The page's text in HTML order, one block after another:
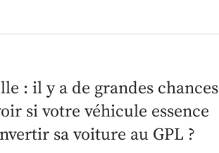
: il y a de grandes chances
si votre véhicule essence
sa voiture au GPL ?